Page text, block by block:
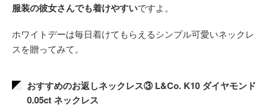
服装の彼女さんでも着けやすいですよ。
ホワイトデーは毎日着けてもらえるシンプル可愛いネックレ
スを贈ってみて。
おすすめのお返しネックレス③ L&Co. K10 ダイヤモンド
0.05ct ネックレス